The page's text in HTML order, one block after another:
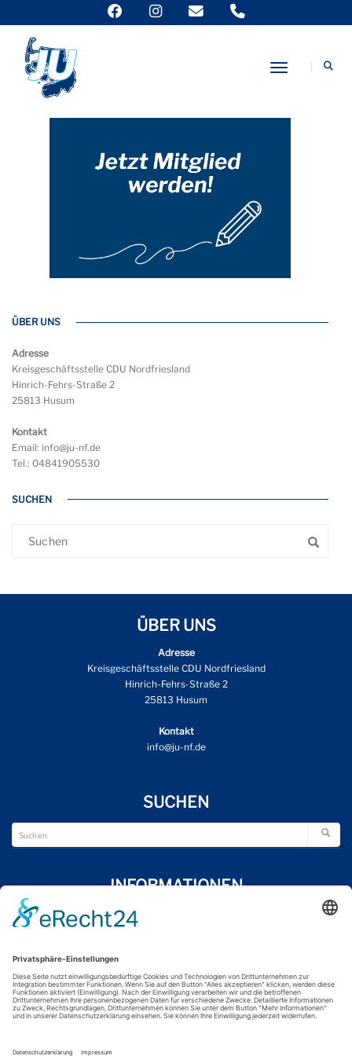
Toggle
Sorgen ernst nehmen. Wolfsbestand regulieren.
ÜBER UNS
Adresse
Kreisgeschäftsstelle CDU Nordfriesland
Hinrich-Fehrs-Straße 2
25813 Husum
Kontakt
Email: info@ju-nf.de
Tel.: 04841905530
SUCHEN
ÜBER UNS
Adresse
Kreisgeschäftsstelle CDU Nordfriesland
Hinrich-Fehrs-Straße 2
25813 Husum
Kontakt
info@ju-nf.de
SUCHEN
INFORMATIONEN
FOLGE UNS